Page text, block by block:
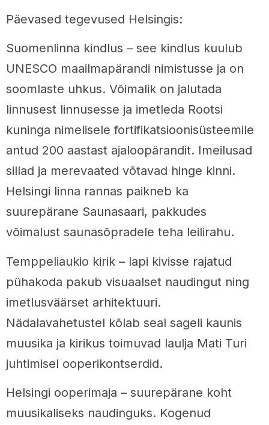
Päevased tegevused Helsingis:
Suomenlinna kindlus – see kindlus kuulub
UNESCO maailmapärandi nimistusse ja on
soomlaste uhkus. Võimalik on jalutada
linnusest linnusesse ja imetleda Rootsi
kuninga nimelisele fortifikatsioonisüsteemile
antud 200 aastast ajaloopärandit. Imeilusad
sillad ja merevaated võtavad hinge kinni.
Helsingi linna rannas paikneb ka
suurepärane Saunasaari, pakkudes
võimalust saunasõpradele teha leilirahu.
Temppeliaukio kirik – lapi kivisse rajatud
pühakoda pakub visuaalset naudingut ning
imetlusväärset arhitektuuri.
Nädalavahetustel kõlab seal sageli kaunis
muusika ja kirikus toimuvad laulja Mati Turi
juhtimisel ooperikontserdid.
Helsingi ooperimaja – suurepärane koht
muusikaliseks naudinguks. Kogenud